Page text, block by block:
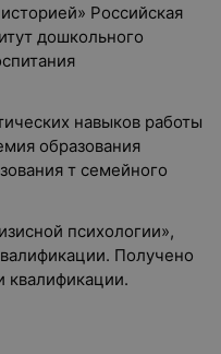
Российская
дошкольного
навыков работы
образования
т семейного
психологии»,
Получено
квалификации.